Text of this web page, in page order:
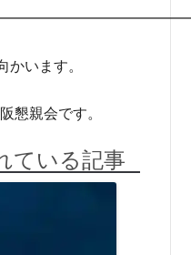
かいます。
懇親会です。
ている記事